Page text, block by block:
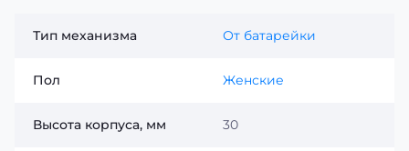
Тип механизма От батарейки
Пол Женские
Высота корпуса, мм 30